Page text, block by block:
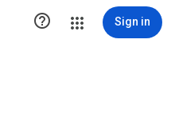
 Sign in